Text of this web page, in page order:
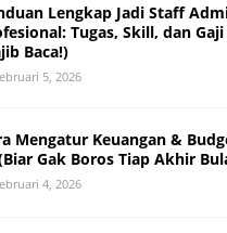
Lengkap Jadi Staff
Tugas, Skill, dan
Baca!)
5, 2026
Mengatur Keuangan &
Gak Boros Tiap Akhir
4, 2026